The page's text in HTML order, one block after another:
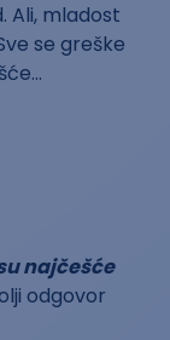
Ali, mladost
se greške
najčešće
odgovor